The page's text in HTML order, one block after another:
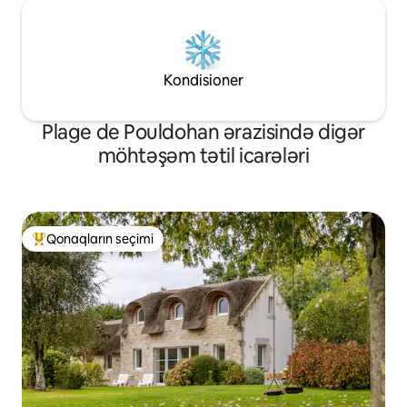
Kondisioner
Plage de Pouldohan ərazisində digər
möhtəşəm tətil icarələri
Populyar "Qonaqların seçimi"
Qonaqların seçimi